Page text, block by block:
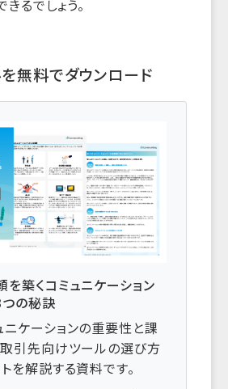
るでしょう。
無料でダウンロード
築くコミュニケーション
の秘訣
ケーションの重要性と課
引先向けツールの選び方
を解説する資料です。